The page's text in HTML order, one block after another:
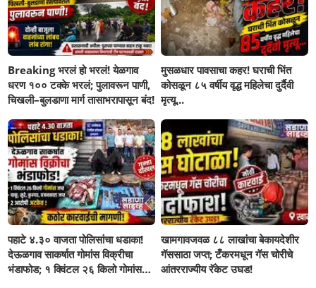
Breaking भरलं हो भरलं! येळगाव
धरण १०० टक्के भरलं; पुलावरून पाणी,
चिखली–बुलडाणा मार्ग तासाभरापासून बंद!
मुसळधार पावसाचा कहर! घराची भिंत
कोसळून ८५ वर्षीय वृद्ध महिलेचा दुर्दैवी
मृत्यू...
पहाटे ४.३० वाजता पोलिसांचा धडाका!
देऊळगाव साकर्षात गोमांस विक्रीचा
भंडाफोड; १ क्विंटल २६ किलो गोमांस
खामगावजवळ ८८ लाखांचा बेकायदेशीर
गॅससाठा जप्त; टँकरमधून गॅस चोरीचे
आंतरराज्यीय रॅकेट उघड!